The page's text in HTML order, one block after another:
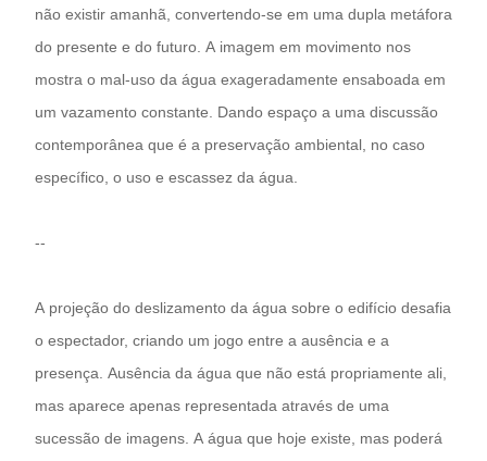
não existir amanhã, convertendo-se em uma dupla metáfora
do presente e do futuro. A imagem em movimento nos
mostra o mal-uso da água exageradamente ensaboada em
um vazamento constante. Dando espaço a uma discussão
contemporânea que é a preservação ambiental, no caso
específico, o uso e escassez da água.
--
A projeção do deslizamento da água sobre o edifício desafia
o espectador, criando um jogo entre a ausência e a
presença. Ausência da água que não está propriamente ali,
mas aparece apenas representada através de uma
sucessão de imagens. A água que hoje existe, mas poderá